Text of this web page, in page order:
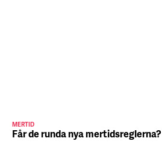
MERTID
Får de runda nya mertidsreglerna?